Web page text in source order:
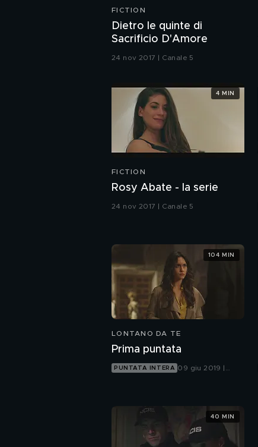
FICTION
Dietro le quinte di
Sacrificio D'Amore
24 nov 2017 | Canale 5
FICTION
Rosy Abate - la serie
24 nov 2017 | Canale 5
4 MIN
LONTANO DA TE
Prima puntata
PUNTATA INTERA 09 giu 2019 |
104 MIN
40 MIN